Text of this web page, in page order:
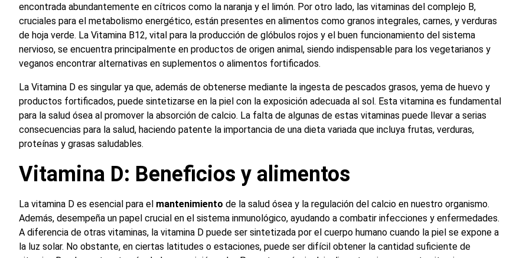
encontrada abundantemente en cítricos como la naranja y el limón. Por otro lado, las vitaminas del complejo B,
cruciales para el metabolismo energético, están presentes en alimentos como granos integrales, carnes, y verduras
de hoja verde. La Vitamina B12, vital para la producción de glóbulos rojos y el buen funcionamiento del sistema
nervioso, se encuentra principalmente en productos de origen animal, siendo indispensable para los vegetarianos y
veganos encontrar alternativas en suplementos o alimentos fortificados.
La Vitamina D es singular ya que, además de obtenerse mediante la ingesta de pescados grasos, yema de huevo y
productos fortificados, puede sintetizarse en la piel con la exposición adecuada al sol. Esta vitamina es fundamental
para la salud ósea al promover la absorción de calcio. La falta de algunas de estas vitaminas puede llevar a serias
consecuencias para la salud, haciendo patente la importancia de una dieta variada que incluya frutas, verduras,
proteínas y grasas saludables.
Vitamina D: Beneficios y alimentos
La vitamina D es esencial para el mantenimiento de la salud ósea y la regulación del calcio en nuestro organismo.
Además, desempeña un papel crucial en el sistema inmunológico, ayudando a combatir infecciones y enfermedades.
A diferencia de otras vitaminas, la vitamina D puede ser sintetizada por el cuerpo humano cuando la piel se expone a
la luz solar. No obstante, en ciertas latitudes o estaciones, puede ser difícil obtener la cantidad suficiente de